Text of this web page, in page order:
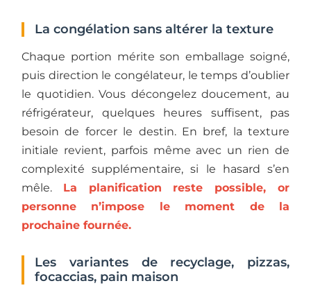
La congélation sans altérer la texture
Chaque portion mérite son emballage soigné,
puis direction le congélateur, le temps d’oublier
le quotidien. Vous décongelez doucement, au
réfrigérateur, quelques heures suffisent, pas
besoin de forcer le destin. En bref, la texture
initiale revient, parfois même avec un rien de
complexité supplémentaire, si le hasard s’en
mêle. La planification reste possible, or
personne n’impose le moment de la
prochaine fournée.
Les variantes de recyclage, pizzas,
focaccias, pain maison